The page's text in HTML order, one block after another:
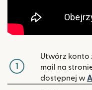
1
Utwórz konto
mail na
dostępnej w